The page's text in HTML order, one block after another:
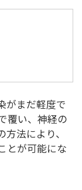
がまだ軽度で
覆い、神経の
法により、
とが可能にな